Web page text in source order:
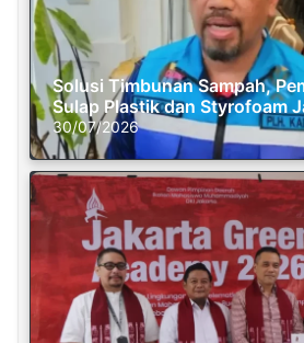
Solusi Timbunan Sampah,
Sulap Plastik dan Styrofoam
30/07/2026